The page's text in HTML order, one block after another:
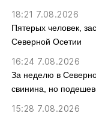
18:21 7.08.2026
Пятерых человек,
Северной Осетии
16:24 7.08.2026
За неделю в
свинина, но
15:28 7.08.2026